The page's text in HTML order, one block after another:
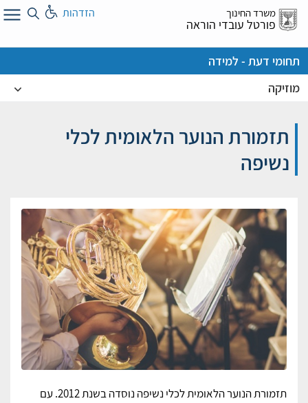
דלג
אל
משרד החינוך
פורטל עובדי הוראה
הזדהות
תחומי דעת - למידה
מוזיקה
תזמורת הנוער הלאומית לכלי
נשיפה
תזמורת הנוער הלאומית לכלי נשיפה נוסדה בשנת 2012. עם